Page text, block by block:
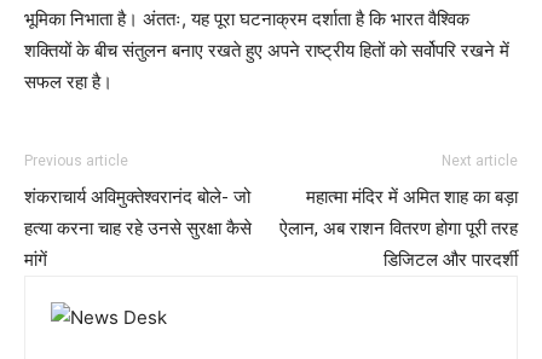
भूमिका निभाता है। अंततः, यह पूरा घटनाक्रम दर्शाता है कि भारत वैश्विक
शक्तियों के बीच संतुलन बनाए रखते हुए अपने राष्ट्रीय हितों को सर्वोपरि रखने में
सफल रहा है।
Previous article
शंकराचार्य अविमुक्तेश्वरानंद बोले- जो
हत्या करना चाह रहे उनसे सुरक्षा कैसे
मांगें
Next article
महात्मा मंदिर में अमित शाह का बड़ा
ऐलान, अब राशन वितरण होगा पूरी तरह
डिजिटल और पारदर्शी